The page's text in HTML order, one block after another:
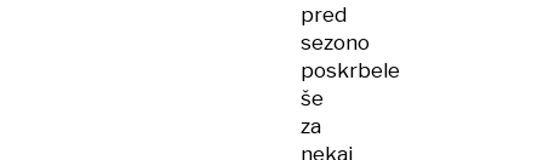
pred
sezono
poskrbele
še
za
nekaj